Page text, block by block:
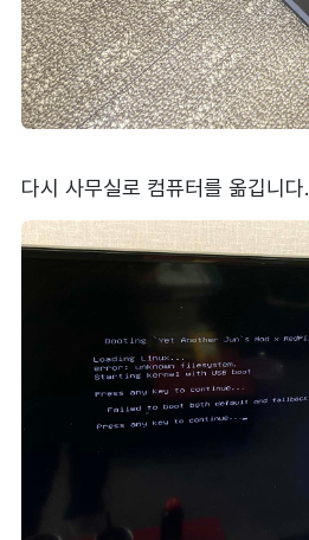
다시 사무실로 컴퓨터를 옮깁니다.